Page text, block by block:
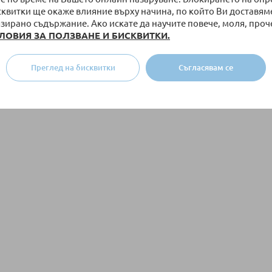
ще окаже влияние върху начина, по който Ви
съдържание. Ако искате да научите повече, моля,
ЗА ПОЛЗВАНЕ И БИСКВИТКИ.
Съгласявам се
Преглед на бисквитки